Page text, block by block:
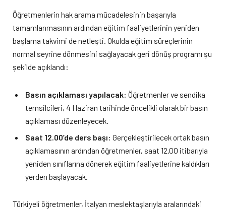
Öğretmenlerin hak arama mücadelesinin başarıyla
tamamlanmasının ardından eğitim faaliyetlerinin yeniden
başlama takvimi de netleşti. Okulda eğitim süreçlerinin
normal seyrine dönmesini sağlayacak geri dönüş programı şu
şekilde açıklandı:
Basın açıklaması yapılacak: Öğretmenler ve sendika
temsilcileri, 4 Haziran tarihinde öncelikli olarak bir basın
açıklaması düzenleyecek.
Saat 12.00’de ders başı: Gerçekleştirilecek ortak basın
açıklamasının ardından öğretmenler, saat 12.00 itibarıyla
yeniden sınıflarına dönerek eğitim faaliyetlerine kaldıkları
yerden başlayacak.
Türkiyeli öğretmenler, İtalyan meslektaşlarıyla aralarındaki